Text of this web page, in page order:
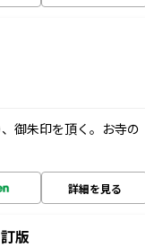
御朱印を頂く。お寺の
詳細を見る
版